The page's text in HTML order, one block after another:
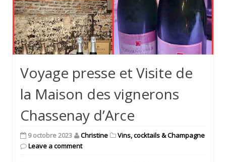
Voyage presse et Visite de
la Maison des vignerons
Chassenay d’Arce
9 octobre 2023 Christine
Vins, cocktails & Champagne
Leave a comment